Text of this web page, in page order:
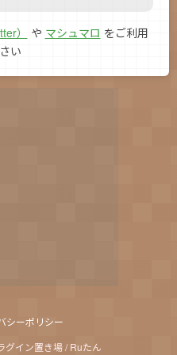
） や マシュマロ をご利用
い
シーポリシー
グイン置き場 / Ruたん